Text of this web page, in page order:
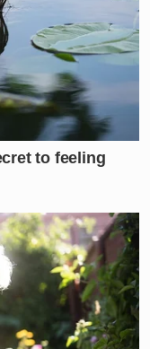
imediatamente
apropriação de
as rigorosas
. Enquanto o
para os
às
de saúde da
médico
sobre a
do ambiente
o abandono e a